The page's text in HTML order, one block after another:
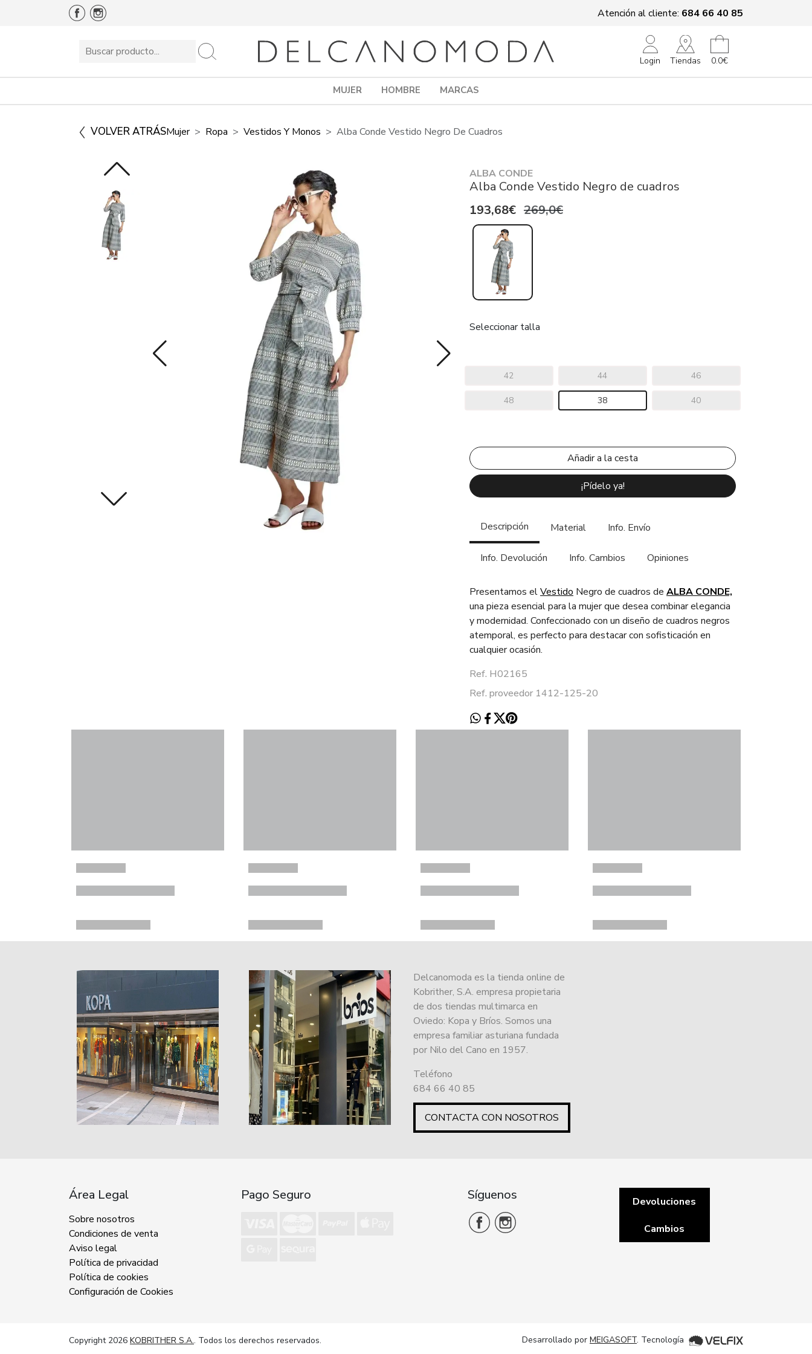
Atención al cliente: 684 66 40 85
Login Tiendas 0.0€
MUJER HOMBRE MARCAS
VOLVER ATRÁSMujer Ropa Vestidos Y Monos Alba Conde Vestido Negro De Cuadros
ALBA CONDE
Alba Conde Vestido Negro de cuadros
193,68€ 269,0€
Seleccionar talla
42 44 46
48 38 40
¡Pídelo ya!
Descripción Material Info. Envío
Info. Devolución Info. Cambios Opiniones
Presentamos elVestido Negro de cuadros de ALBA CONDE,
una pieza esencial para la mujer que desea combinar elegancia
y modernidad. Confeccionado con un diseño de cuadros negros
atemporal, es perfecto para destacar con sofisticación en
cualquier ocasión.
Ref. H02165
Ref. proveedor 1412-125-20
Delcanomoda es la tienda online de
Kobrither, S.A. empresa propietaria
de dos tiendas multimarca en
Oviedo: Kopa y Bríos. Somos una
empresa familiar asturiana fundada
por Nilo del Cano en 1957.
Teléfono
684 66 40 85
CONTACTA CON NOSOTROS
Área Legal
Sobre nosotros
Condiciones de venta
Aviso legal
Política de privacidad
Política de cookies
Configuración de Cookies
Pago Seguro Síguenos Devoluciones
Cambios
Copyright 2026 KOBRITHER S.A.. Todos los derechos reservados. Desarrollado por MEIGASOFT. Tecnología